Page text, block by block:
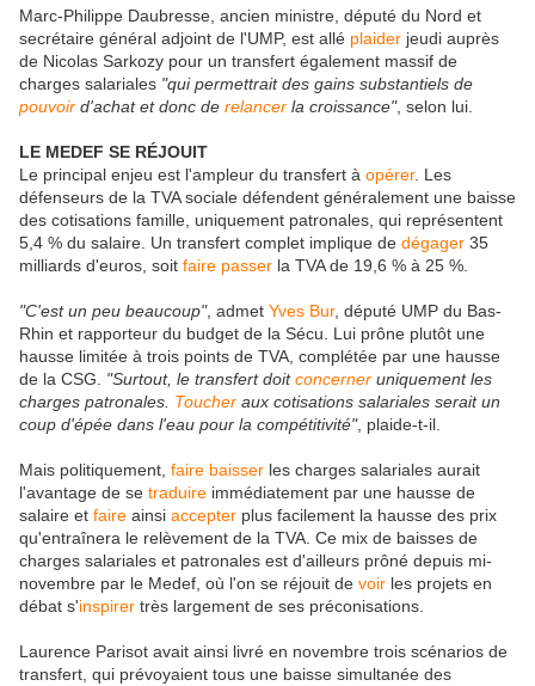
Marc-Philippe Daubresse, ancien ministre, député du Nord et
secrétaire général adjoint de l'UMP, est allé plaider jeudi auprès
de Nicolas Sarkozy pour un transfert également massif de
charges salariales "qui permettrait des gains substantiels de
pouvoir d'achat et donc de relancer la croissance", selon lui.
LE MEDEF SE RÉJOUIT
Le principal enjeu est l'ampleur du transfert à opérer. Les
défenseurs de la TVA sociale défendent généralement une baisse
des cotisations famille, uniquement patronales, qui représentent
5,4 % du salaire. Un transfert complet implique de dégager 35
milliards d'euros, soit faire passer la TVA de 19,6 % à 25 %.
"C'est un peu beaucoup", admet Yves Bur, député UMP du Bas-
Rhin et rapporteur du budget de la Sécu. Lui prône plutôt une
hausse limitée à trois points de TVA, complétée par une hausse
de la CSG. "Surtout, le transfert doitconcerner uniquement les
charges patronales. Toucher aux cotisations salariales serait un
coup d'épée dans l'eau pour la compétitivité", plaide-t-il.
Mais politiquement, faire baisser les charges salariales aurait
l'avantage de se traduire immédiatement par une hausse de
salaire et faire ainsi accepter plus facilement la hausse des prix
qu'entraînera le relèvement de la TVA. Ce mix de baisses de
charges salariales et patronales est d'ailleurs prôné depuis mi-
novembre par le Medef, où l'on se réjouit de voir les projets en
débat s'inspirer très largement de ses préconisations.
Laurence Parisot avait ainsi livré en novembre trois scénarios de
transfert, qui prévoyaient tous une baisse simultanée des